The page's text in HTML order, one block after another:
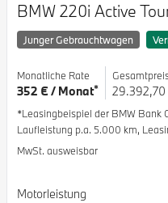
BMW 220i Active
Junger Gebrauchtwagen
Monatliche Rate
352 € / Monat*
*Leasingbeispiel der BMW Bank
Laufleistung p.a. 5.000 km,
MwSt. ausweisbar
Spezifikation
Motorleistung